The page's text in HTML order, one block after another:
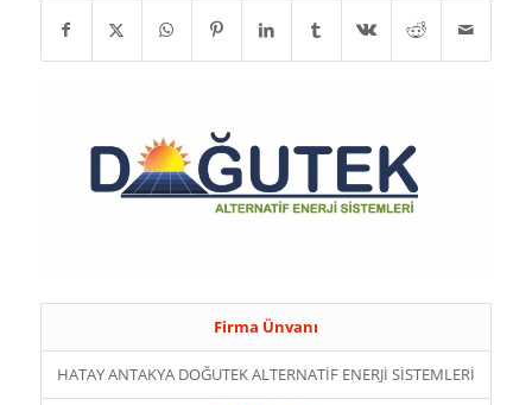
Firma Ünvanı
HATAY ANTAKYA DOĞUTEK ALTERNATİF ENERJİ SİSTEMLERİ